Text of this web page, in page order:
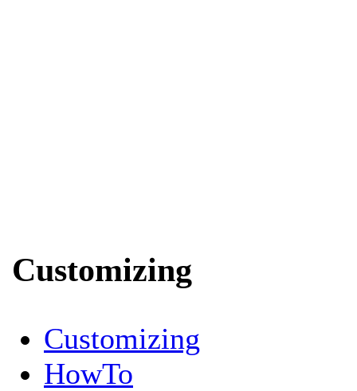
Customizing
Customizing
HowTo